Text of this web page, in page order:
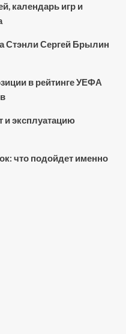
календарь игр и
Стэнли Сергей Брылин
в рейтинге УЕФА
и эксплуатацию
что подойдет именно